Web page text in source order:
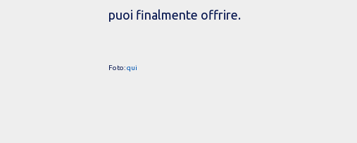
puoi finalmente offrire.
Foto:qui